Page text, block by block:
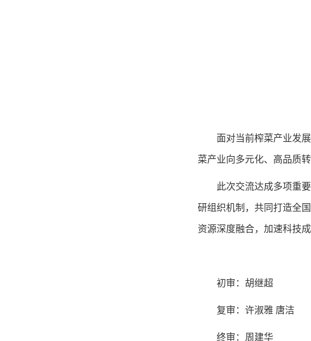
面对当前榨菜产业发
菜产业向多元化、高品质转
此次交流达成多项重
研组织机制，共同打造全
资源深度融合，加速科技
初审：胡继超
复审：许淑雅 唐洁
终审：周建华